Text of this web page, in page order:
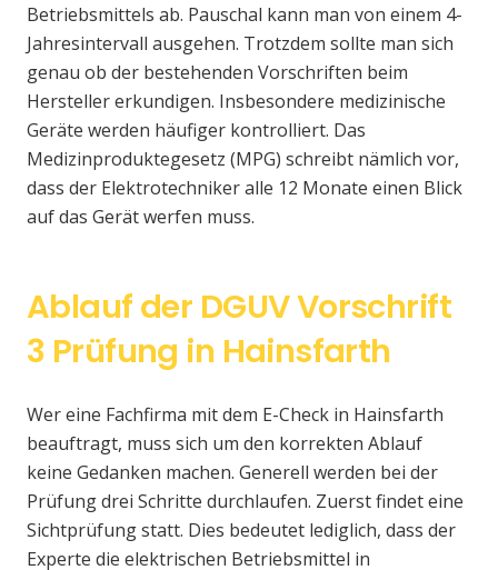
Betriebsmittels ab. Pauschal kann man von einem 4-
Jahresintervall ausgehen. Trotzdem sollte man sich
genau ob der bestehenden Vorschriften beim
Hersteller erkundigen. Insbesondere medizinische
Geräte werden häufiger kontrolliert. Das
Medizinproduktegesetz (MPG) schreibt nämlich vor,
dass der Elektrotechniker alle 12 Monate einen Blick
auf das Gerät werfen muss.
Ablauf der DGUV Vorschrift
3 Prüfung in Hainsfarth
Wer eine Fachfirma mit dem E-Check in Hainsfarth
beauftragt, muss sich um den korrekten Ablauf
keine Gedanken machen. Generell werden bei der
Prüfung drei Schritte durchlaufen. Zuerst findet eine
Sichtprüfung statt. Dies bedeutet lediglich, dass der
Experte die elektrischen Betriebsmittel in